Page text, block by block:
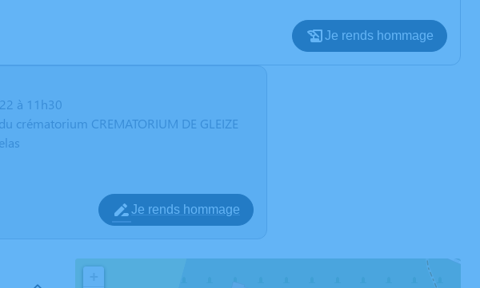
Je rends hommage
à 11h30
crématorium CREMATORIUM DE GLEIZE
Je rends hommage